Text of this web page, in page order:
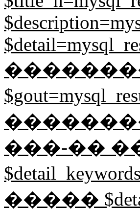
����������
���-��
�����